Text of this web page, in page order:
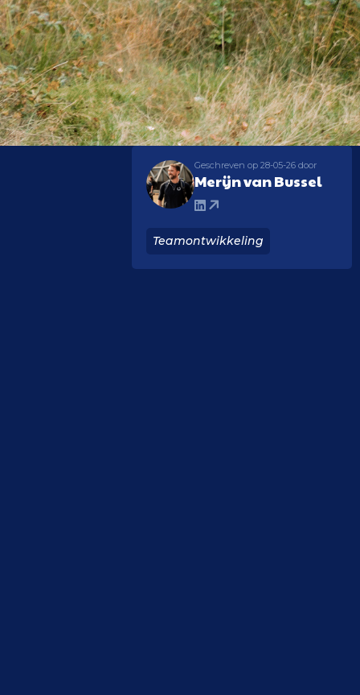
Geschreven op 28-05-26 door
Merijn van Bussel
Teamontwikkeling